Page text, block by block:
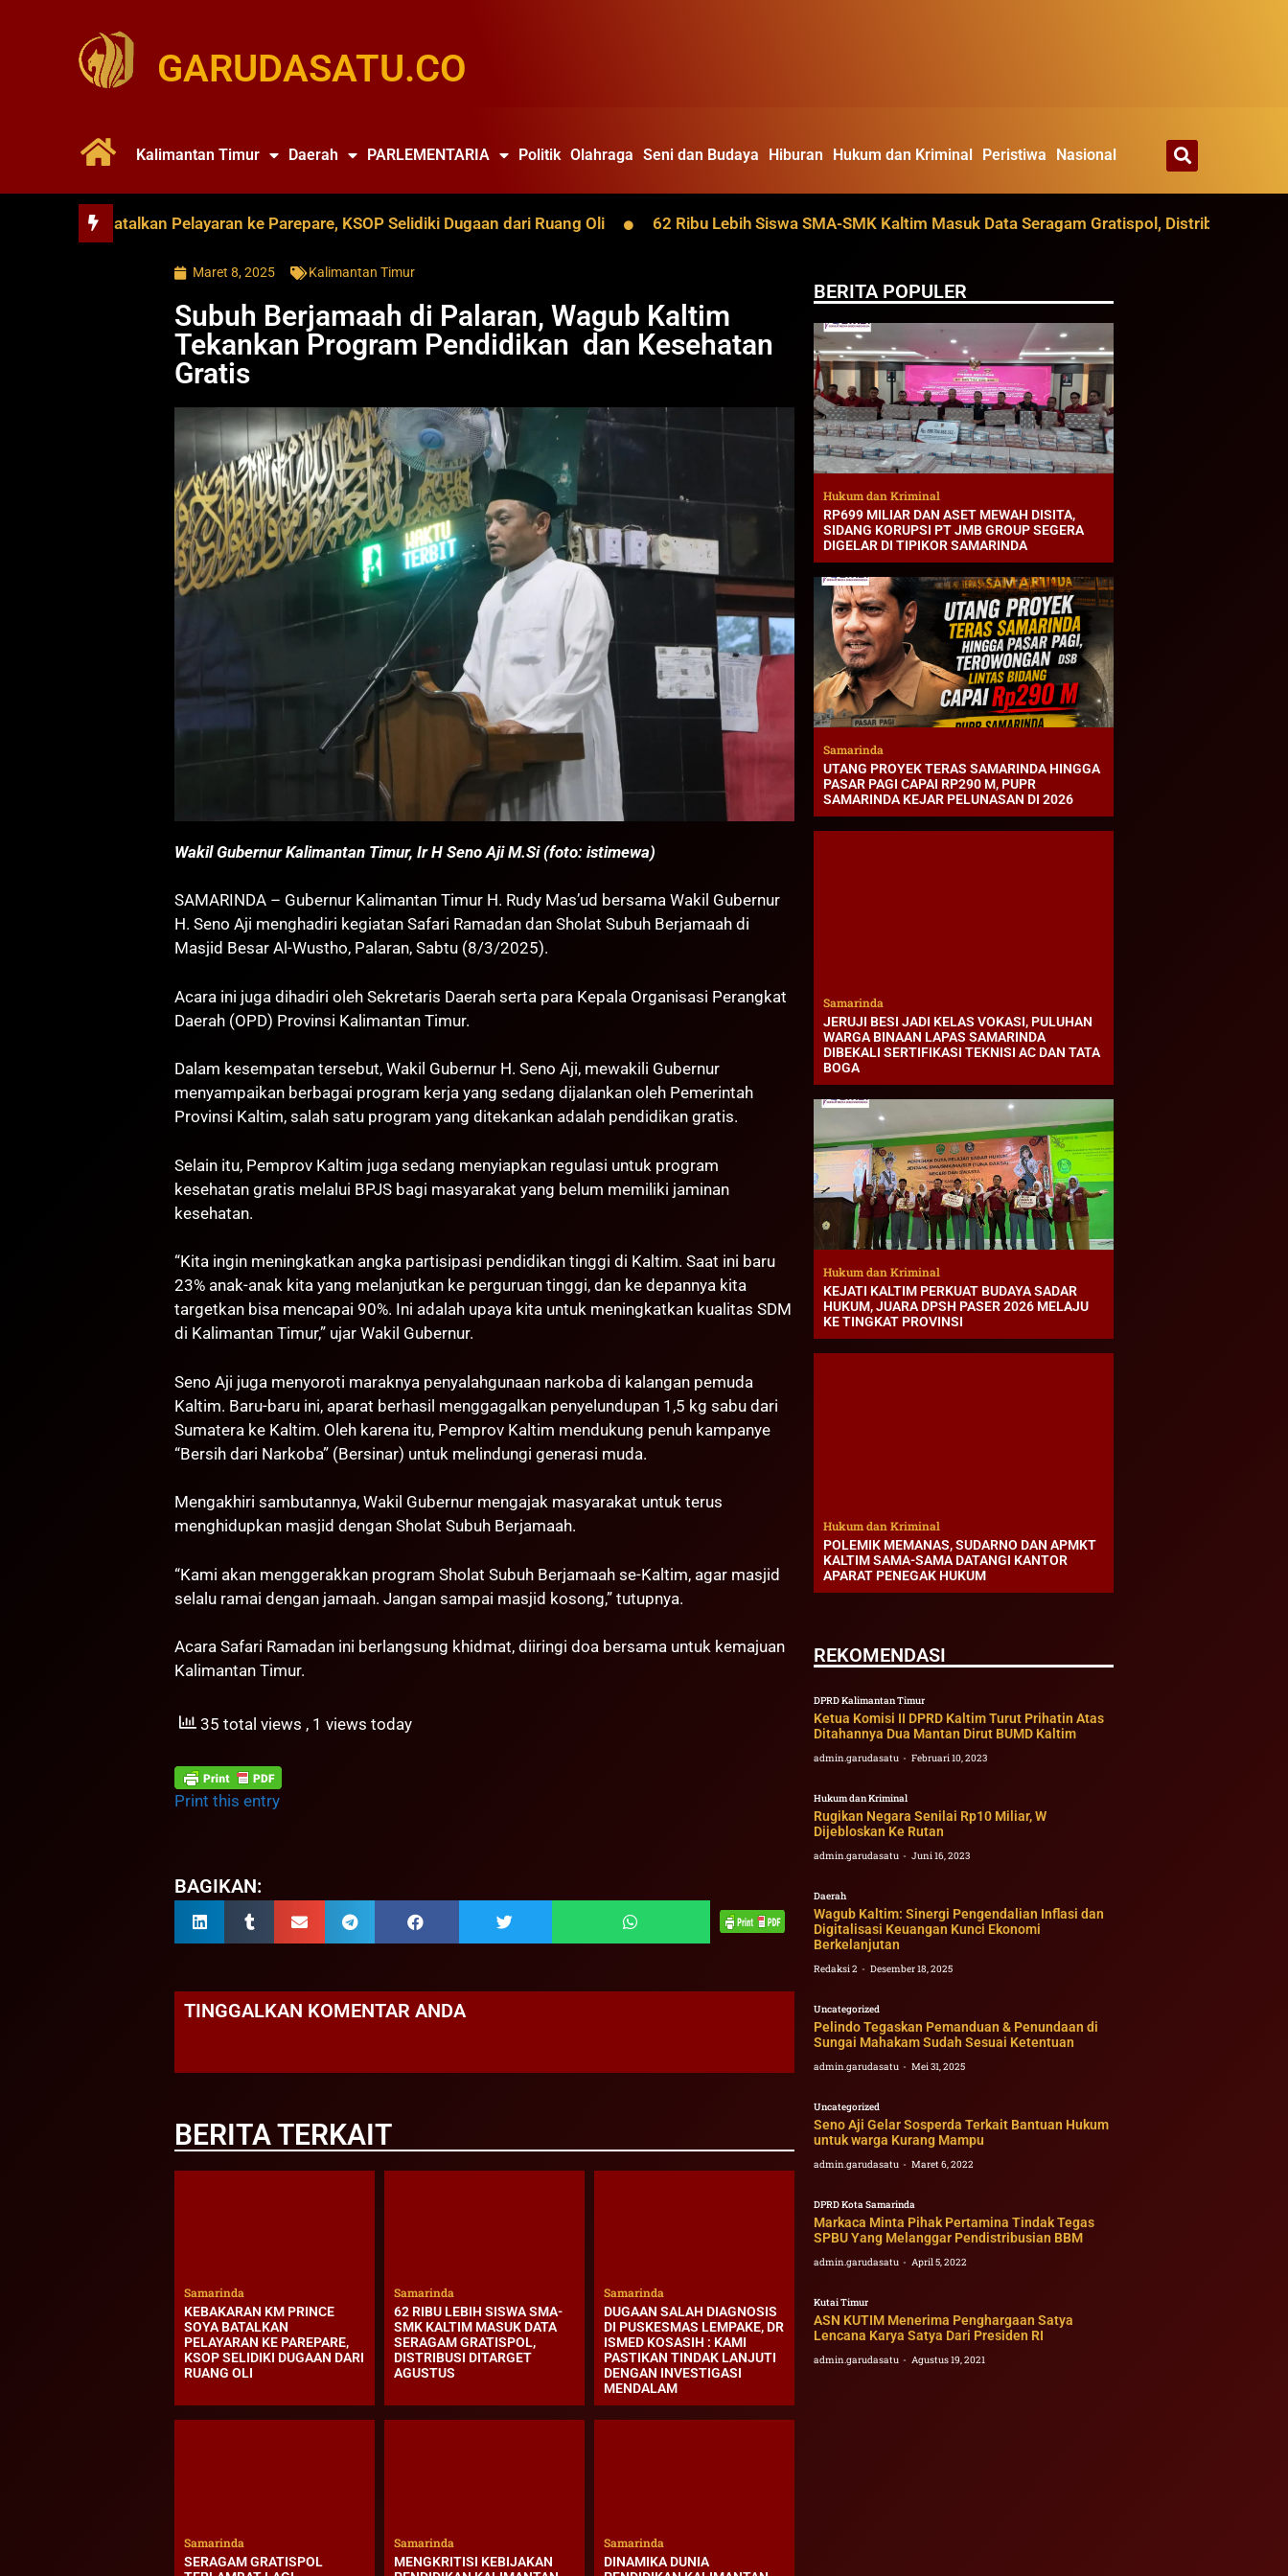
GARUDASATU.CO
Kalimantan Timur Daerah PARLEMENTARIA Politik Olahraga Seni dan Budaya Hiburan Hukum dan Kriminal Peristiwa Nasional
Soya Batalkan Pelayaran ke Parepare, KSOP Selidiki Dugaan dari Ruang Oli 62 Ribu Lebih Siswa SMA-SMK Kaltim Masuk Data Seragam Gratispol, Distribusi Ditarget
Maret 8, 2025 Kalimantan Timur
Subuh Berjamaah di Palaran, Wagub Kaltim
Tekankan Program Pendidikan dan Kesehatan
Gratis
Wakil Gubernur Kalimantan Timur, Ir H Seno Aji M.Si (foto: istimewa)
SAMARINDA – Gubernur Kalimantan Timur H. Rudy Mas’ud bersama Wakil Gubernur
H. Seno Aji menghadiri kegiatan Safari Ramadan dan Sholat Subuh Berjamaah di
Masjid Besar Al-Wustho, Palaran, Sabtu (8/3/2025).
Acara ini juga dihadiri oleh Sekretaris Daerah serta para Kepala Organisasi Perangkat
Daerah (OPD) Provinsi Kalimantan Timur.
Dalam kesempatan tersebut, Wakil Gubernur H. Seno Aji, mewakili Gubernur
menyampaikan berbagai program kerja yang sedang dijalankan oleh Pemerintah
Provinsi Kaltim, salah satu program yang ditekankan adalah pendidikan gratis.
Selain itu, Pemprov Kaltim juga sedang menyiapkan regulasi untuk program
kesehatan gratis melalui BPJS bagi masyarakat yang belum memiliki jaminan
kesehatan.
“Kita ingin meningkatkan angka partisipasi pendidikan tinggi di Kaltim. Saat ini baru
23% anak-anak kita yang melanjutkan ke perguruan tinggi, dan ke depannya kita
targetkan bisa mencapai 90%. Ini adalah upaya kita untuk meningkatkan kualitas SDM
di Kalimantan Timur,” ujar Wakil Gubernur.
Seno Aji juga menyoroti maraknya penyalahgunaan narkoba di kalangan pemuda
Kaltim. Baru-baru ini, aparat berhasil menggagalkan penyelundupan 1,5 kg sabu dari
Sumatera ke Kaltim. Oleh karena itu, Pemprov Kaltim mendukung penuh kampanye
“Bersih dari Narkoba” (Bersinar) untuk melindungi generasi muda.
Mengakhiri sambutannya, Wakil Gubernur mengajak masyarakat untuk terus
menghidupkan masjid dengan Sholat Subuh Berjamaah.
“Kami akan menggerakkan program Sholat Subuh Berjamaah se-Kaltim, agar masjid
selalu ramai dengan jamaah. Jangan sampai masjid kosong,” tutupnya.
Acara Safari Ramadan ini berlangsung khidmat, diiringi doa bersama untuk kemajuan
Kalimantan Timur.
35 total views , 1 views today
Print this entry
BAGIKAN:
TINGGALKAN KOMENTAR ANDA
BERITA TERKAIT
Samarinda
KEBAKARAN KM PRINCE
SOYA BATALKAN
PELAYARAN KE PAREPARE,
KSOP SELIDIKI DUGAAN DARI
RUANG OLI
Samarinda
62 RIBU LEBIH SISWA SMA-
SMK KALTIM MASUK DATA
SERAGAM GRATISPOL,
DISTRIBUSI DITARGET
AGUSTUS
Samarinda
DUGAAN SALAH DIAGNOSIS
DI PUSKESMAS LEMPAKE, DR
ISMED KOSASIH : KAMI
PASTIKAN TINDAK LANJUTI
DENGAN INVESTIGASI
MENDALAM
Samarinda
SERAGAM GRATISPOL
Samarinda
MENGKRITISI KEBIJAKAN
Samarinda
DINAMIKA DUNIA
BERITA POPULER
Hukum dan Kriminal
RP699 MILIAR DAN ASET MEWAH DISITA,
SIDANG KORUPSI PT JMB GROUP SEGERA
DIGELAR DI TIPIKOR SAMARINDA
Samarinda
UTANG PROYEK TERAS SAMARINDA HINGGA
PASAR PAGI CAPAI RP290 M, PUPR
SAMARINDA KEJAR PELUNASAN DI 2026
Samarinda
JERUJI BESI JADI KELAS VOKASI, PULUHAN
WARGA BINAAN LAPAS SAMARINDA
DIBEKALI SERTIFIKASI TEKNISI AC DAN TATA
BOGA
Hukum dan Kriminal
KEJATI KALTIM PERKUAT BUDAYA SADAR
HUKUM, JUARA DPSH PASER 2026 MELAJU
KE TINGKAT PROVINSI
Hukum dan Kriminal
POLEMIK MEMANAS, SUDARNO DAN APMKT
KALTIM SAMA-SAMA DATANGI KANTOR
APARAT PENEGAK HUKUM
REKOMENDASI
DPRD Kalimantan Timur
Ketua Komisi II DPRD Kaltim Turut Prihatin Atas
Ditahannya Dua Mantan Dirut BUMD Kaltim
admin.garudasatu Februari 10, 2023
Hukum dan Kriminal
Rugikan Negara Senilai Rp10 Miliar, W
Dijebloskan Ke Rutan
admin.garudasatu Juni 16, 2023
Daerah
Wagub Kaltim: Sinergi Pengendalian Inflasi dan
Digitalisasi Keuangan Kunci Ekonomi
Berkelanjutan
Redaksi 2 Desember 18, 2025
Uncategorized
Pelindo Tegaskan Pemanduan & Penundaan di
Sungai Mahakam Sudah Sesuai Ketentuan
admin.garudasatu Mei 31, 2025
Uncategorized
Seno Aji Gelar Sosperda Terkait Bantuan Hukum
untuk warga Kurang Mampu
admin.garudasatu Maret 6, 2022
DPRD Kota Samarinda
Markaca Minta Pihak Pertamina Tindak Tegas
SPBU Yang Melanggar Pendistribusian BBM
admin.garudasatu April 5, 2022
Kutai Timur
ASN KUTIM Menerima Penghargaan Satya
Lencana Karya Satya Dari Presiden RI
admin.garudasatu Agustus 19, 2021